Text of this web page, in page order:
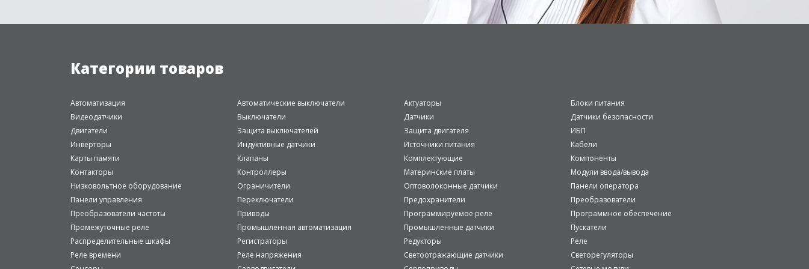
Категории товаров
Автоматизация Автоматические выключатели Актуаторы
Блоки питания
Видеодатчики
Выключатели Датчики
Датчики безопасности
Двигатели
Защита выключателей Защита двигателя
ИБП
Инверторы
Индуктивные датчики Источники питания
Кабели
Карты памяти
Клапаны Комплектующие
Компоненты
Контакторы
Контроллеры Материнские платы
Модули ввода/вывода
Низковольтное оборудование
Ограничители Оптоволоконные датчики
Панели оператора
Панели управления
Переключатели Предохранители
Преобразователи
Преобразователи частоты
Приводы Программируемое реле
Программное обеспечение
Промежуточные реле
Промышленная автоматизация Промышленные датчики
Пускатели
Распределительные шкафы
Регистраторы Редукторы
Реле
Реле времени
Реле напряжения Светоотражающие датчики
Светорегуляторы